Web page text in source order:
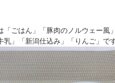
「ごはん」「豚肉のノルウェー風
乳」「新潟仕込み」「りんご」です